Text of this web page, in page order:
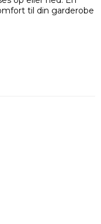
til din garderobe